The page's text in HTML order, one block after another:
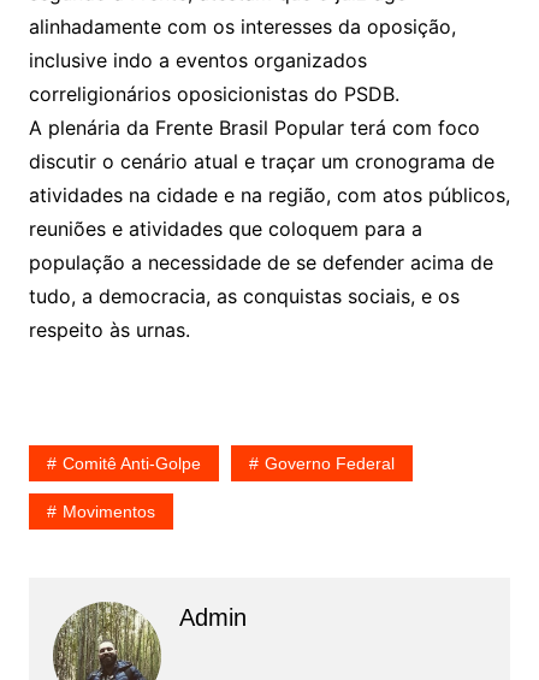
alinhadamente com os interesses da oposição,
inclusive indo a eventos organizados
correligionários oposicionistas do PSDB.
A plenária da Frente Brasil Popular terá com foco
discutir o cenário atual e traçar um cronograma de
atividades na cidade e na região, com atos públicos,
reuniões e atividades que coloquem para a
população a necessidade de se defender acima de
tudo, a democracia, as conquistas sociais, e os
respeito às urnas.
Comitê Anti-Golpe Governo Federal
Movimentos
Admin